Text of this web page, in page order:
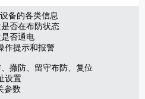
备的各类信息
否在布防状态
否通电
作提示和报警
撤防、留守布防、复位
设置
参数